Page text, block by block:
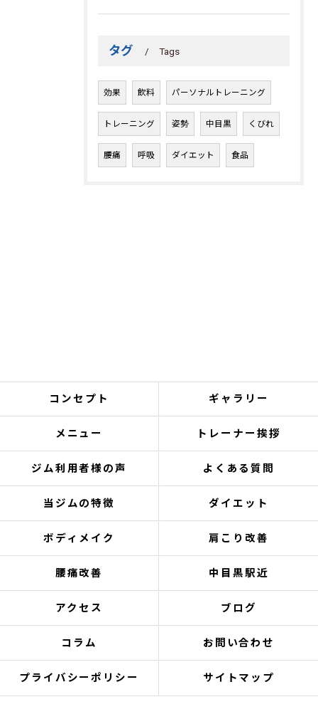
タグ Tags
効果 飲料 パーソナルトレーニング
トレーニング 姿勢 中目黒 くびれ
腰痛 呼吸 ダイエット 食品
コンセプト ギャラリー
メニュー トレーナー挨拶
ジム利用者様の声 よくある質問
当ジムの特徴 ダイエット
ボディメイク 肩こり改善
腰痛改善 中目黒駅近
アクセス ブログ
コラム お問い合わせ
プライバシーポリシー サイトマップ